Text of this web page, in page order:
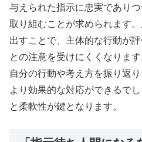
与えられた指示に忠実であり
取り組むことが求められます
出すことで、主体的な行動が
との注意を受けにくくなります
自分の行動や考え方を振り返
より効果的な対応ができるで
と柔軟性が鍵となります。